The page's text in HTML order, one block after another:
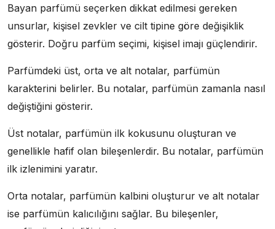
Bayan parfümü seçerken dikkat edilmesi gereken
unsurlar, kişisel zevkler ve cilt tipine göre değişiklik
gösterir. Doğru parfüm seçimi, kişisel imajı güçlendirir.
Parfümdeki üst, orta ve alt notalar, parfümün
karakterini belirler. Bu notalar, parfümün zamanla nasıl
değiştiğini gösterir.
Üst notalar, parfümün ilk kokusunu oluşturan ve
genellikle hafif olan bileşenlerdir. Bu notalar, parfümün
ilk izlenimini yaratır.
Orta notalar, parfümün kalbini oluşturur ve alt notalar
ise parfümün kalıcılığını sağlar. Bu bileşenler,